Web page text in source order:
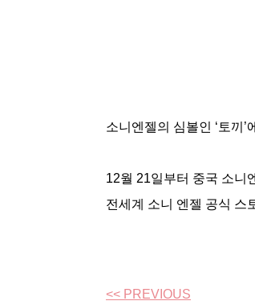
소니엔젤의 심볼인 ‘토끼
12월 21일부터 중국 소니
전세계 소니 엔젤 공식 스
<< PREVIOUS